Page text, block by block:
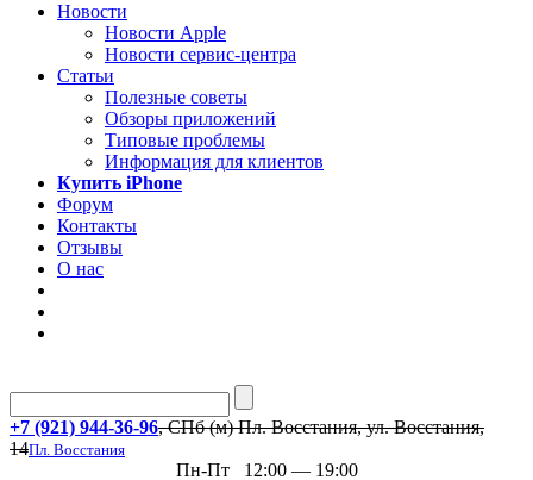
Новости
Новости Apple
Новости сервис-центра
Статьи
Полезные советы
Обзоры приложений
Типовые проблемы
Информация для клиентов
Купить iPhone
Форум
Контакты
Отзывы
О нас
+7 (921) 944-36-96, СПб (м) Пл. Восстания, ул. Восстания,
14Пл. Восстания
Пн-Пт 12:00 — 19:00